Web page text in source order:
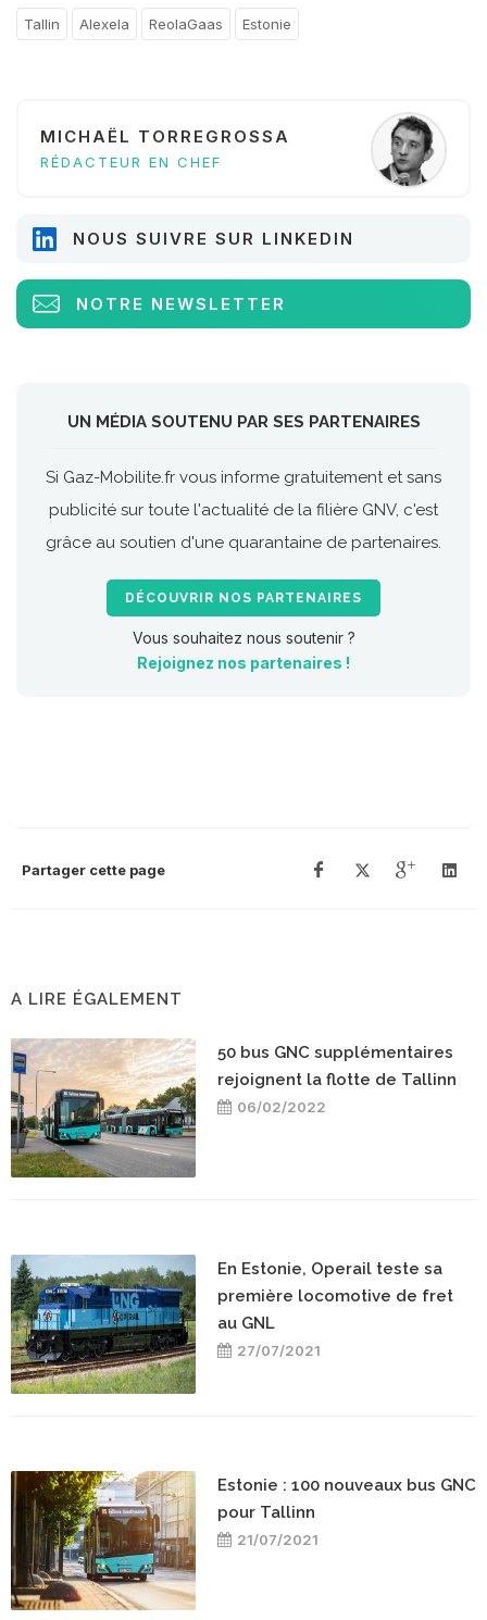
Tallin Alexela ReolaGaas Estonie
MICHAËL TORREGROSSA
RÉDACTEUR EN CHEF
NOUS SUIVRE SUR LINKEDIN
NOTRE NEWSLETTER
UN MÉDIA SOUTENU PAR SES PARTENAIRES
Si Gaz-Mobilite.fr vous informe gratuitement et sans
publicité sur toute l'actualité de la filière GNV, c'est
grâce au soutien d'une quarantaine de partenaires.
DÉCOUVRIR NOS PARTENAIRES
Vous souhaitez nous soutenir ?
Rejoignez nos partenaires !
Partager cette page
A LIRE ÉGALEMENT
50 bus GNC supplémentaires
rejoignent la flotte de Tallinn
06/02/2022
En Estonie, Operail teste sa
première locomotive de fret
au GNL
27/07/2021
Estonie : 100 nouveaux bus GNC
pour Tallinn
21/07/2021